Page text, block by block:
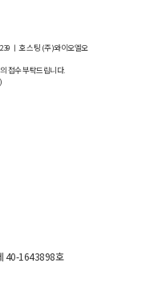
ㅣ 호스팅 (주)와이오엘오
접수 부탁드립니다.
40-1643898호